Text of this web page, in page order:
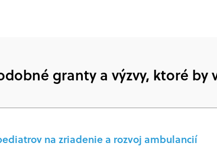
granty a výzvy, ktoré by
na zriadenie a rozvoj ambulancií